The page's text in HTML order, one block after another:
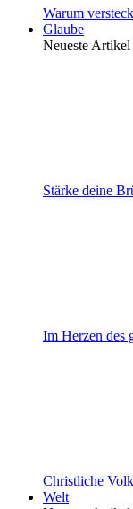
Warum
Glaube
Neueste Artikel
Stärke deine
Im Herzen des
Christliche
Welt